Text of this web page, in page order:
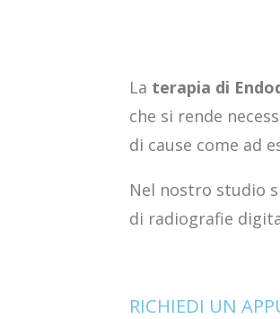
La terapia di
che si rende
di cause come ad
Nel nostro studio
di radiografie
RICHIEDI UN